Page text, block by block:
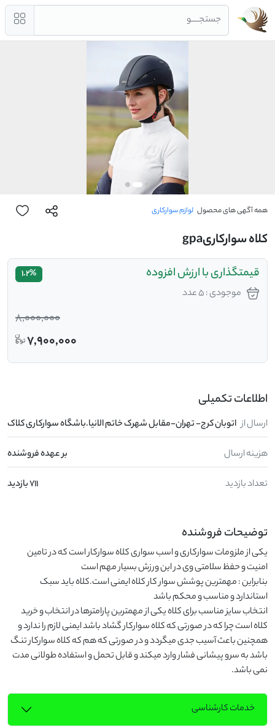
جستجــــو
همه آگهی های محصول لوازم سوارکاری
کلاه سوارکاریgpa
قیمتگذاری با ارزش افزوده
موجودی : 5 عدد
1.2%
8,000,000
7,900,000
اطلاعات تکمیلی
ارسال از اتوبان کرج- تهران-مقابل شهرک خاتم الانیا.باشگاه سوارکاری کلاک
هزینه ارسال بر عهده فروشنده
تعداد بازدید 711 بازدید
توضیحات فروشنده
نمی باشد.
خدمات کارشناسی